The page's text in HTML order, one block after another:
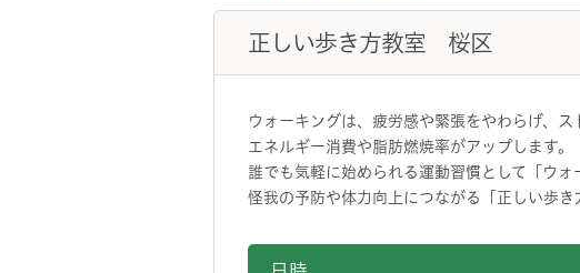
正しい歩き方教室 桜区
ウォーキングは、疲労感や緊張をやわらげ、
エネルギー消費や脂肪燃焼率がアップします。
誰でも気軽に始められる運動習慣として「ウォ
怪我の予防や体力向上につながる「正しい歩き